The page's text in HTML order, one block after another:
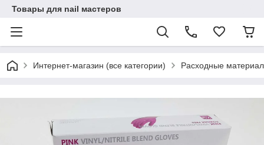
Товары для nail мастеров
Интернет-магазин (все категории) Расходные